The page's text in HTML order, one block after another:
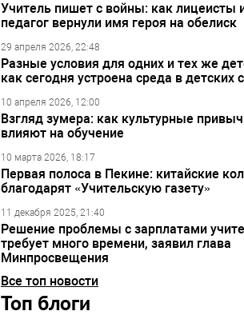
Учитель пишет с войны: как лицеисты
педагог вернули имя героя на обелиск
29 апреля 2026, 22:48
Разные условия для одних и тех же
как сегодня устроена среда в детских
10 апреля 2026, 12:00
Взгляд зумера: как культурные
влияют на обучение
10 марта 2026, 18:17
Первая полоса в Пекине: китайские
благодарят «Учительскую газету»
11 декабря 2025, 21:40
Решение проблемы с зарплатами
требует много времени, заявил глава
Минпросвещения
Все топ новости
Топ блоги